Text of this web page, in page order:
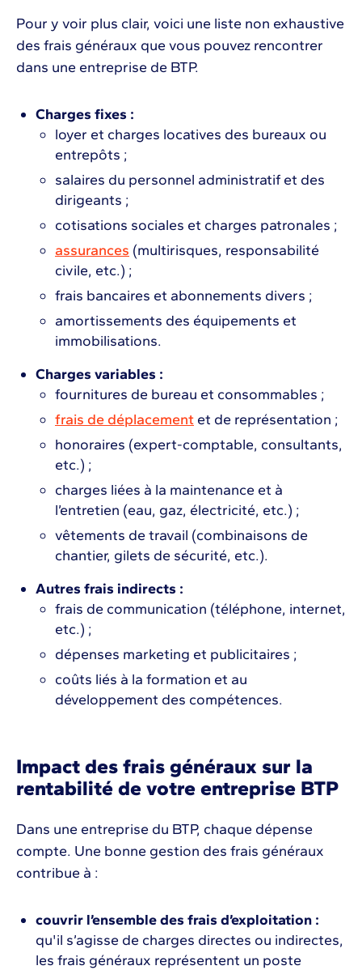
Pour y voir plus clair, voici une liste non exhaustive
des frais généraux que vous pouvez rencontrer
dans une entreprise de BTP.
Charges fixes :
loyer et charges locatives des bureaux ou
entrepôts ;
salaires du personnel administratif et des
dirigeants ;
cotisations sociales et charges patronales ;
assurances (multirisques, responsabilité
civile, etc.) ;
frais bancaires et abonnements divers ;
amortissements des équipements et
immobilisations.
Charges variables :
fournitures de bureau et consommables ;
frais de déplacement et de représentation ;
honoraires (expert-comptable, consultants,
etc.) ;
charges liées à la maintenance et à
l’entretien (eau, gaz, électricité, etc.) ;
vêtements de travail (combinaisons de
chantier, gilets de sécurité, etc.).
Autres frais indirects :
frais de communication (téléphone, internet,
etc.) ;
dépenses marketing et publicitaires ;
coûts liés à la formation et au
développement des compétences.
Impact des frais généraux sur la
rentabilité de votre entreprise BTP
Dans une entreprise du BTP, chaque dépense
compte. Une bonne gestion des frais généraux
contribue à :
couvrir l’ensemble des frais d’exploitation :
qu'il s’agisse de charges directes ou indirectes,
les frais généraux représentent un poste